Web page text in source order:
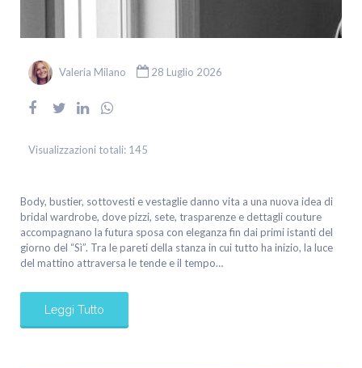
Valeria Milano 28 Luglio 2026
Visualizzazioni totali: 145
Body, bustier, sottovesti e vestaglie danno vita a una nuova idea di
bridal wardrobe, dove pizzi, sete, trasparenze e dettagli couture
accompagnano la futura sposa con eleganza fin dai primi istanti del
giorno del “Sì”. Tra le pareti della stanza in cui tutto ha inizio, la luce
del mattino attraversa le tende e il tempo…
Leggi Tutto